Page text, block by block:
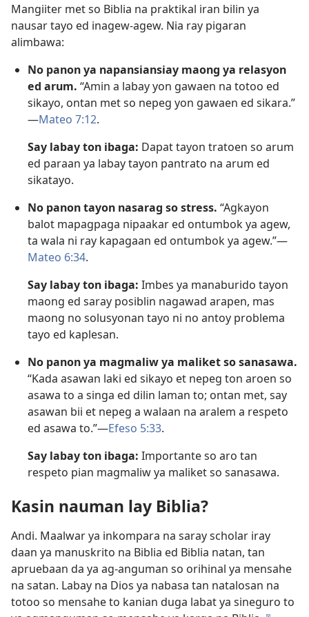
Mangiiter met so Biblia na praktikal iran bilin ya
nausar tayo ed inagew-agew. Nia ray pigaran
alimbawa:
No panon ya napansiansiay maong ya relasyon
ed arum. “Amin a labay yon gawaen na totoo ed
sikayo, ontan met so nepeg yon gawaen ed sikara.”​
—Mateo 7:12.
Say labay ton ibaga: Dapat tayon tratoen so arum
ed paraan ya labay tayon pantrato na arum ed
sikatayo.
No panon tayon nasarag so stress. “Agkayon
balot mapagpaga nipaakar ed ontumbok ya agew,
ta wala ni ray kapagaan ed ontumbok ya agew.”​—
Mateo 6:34.
Say labay ton ibaga: Imbes ya manaburido tayon
maong ed saray posiblin nagawad arapen, mas
maong no solusyonan tayo ni no antoy problema
tayo ed kaplesan.
No panon ya magmaliw ya maliket so sanasawa.
“Kada asawan laki ed sikayo et nepeg ton aroen so
asawa to a singa ed dilin laman to; ontan met, say
asawan bii et nepeg a walaan na aralem a respeto
ed asawa to.”​—Efeso 5:33.
Say labay ton ibaga: Importante so aro tan
respeto pian magmaliw ya maliket so sanasawa.
Kasin nauman lay Biblia?
Andi. Maalwar ya inkompara na saray scholar iray
daan ya manuskrito na Biblia ed Biblia natan, tan
apruebaan da ya ag-anguman so orihinal ya mensahe
na satan. Labay na Dios ya nabasa tan natalosan na
totoo so mensahe to kanian duga labat ya sineguro to